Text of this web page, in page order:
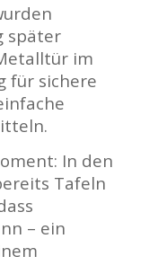
später
im
für sichere
In den
Tafeln
– ein